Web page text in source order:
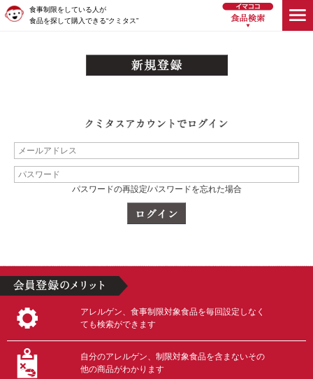
食事制限をしている人が
食品を探して購入できる“クミタス”
パスワードの再設定/パスワードを忘れた場合
アレルゲン、食事制限対象食品を毎回設定しなく
ても検索ができます
自分のアレルゲン、制限対象食品を含まないその
他の商品がわかります